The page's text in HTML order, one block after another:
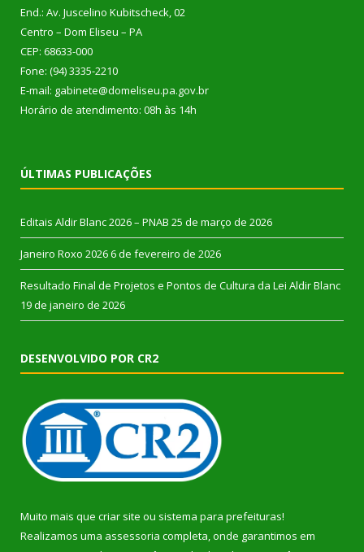
End.: Av. Juscelino Kubitscheck, 02
Centro – Dom Eliseu – PA
CEP: 68633-000
Fone: (94) 3335-2210
E-mail: gabinete@domeliseu.pa.gov.br
Horário de atendimento: 08h às 14h
ÚLTIMAS PUBLICAÇÕES
Editais Aldir Blanc 2026 – PNAB 25 de março de 2026
Janeiro Roxo 2026 6 de fevereiro de 2026
Resultado Final de Projetos e Pontos de Cultura da Lei Aldir Blanc
19 de janeiro de 2026
DESENVOLVIDO POR CR2
Muito mais que criar site ou sistema para prefeituras!
Realizamos uma assessoria completa, onde garantimos em